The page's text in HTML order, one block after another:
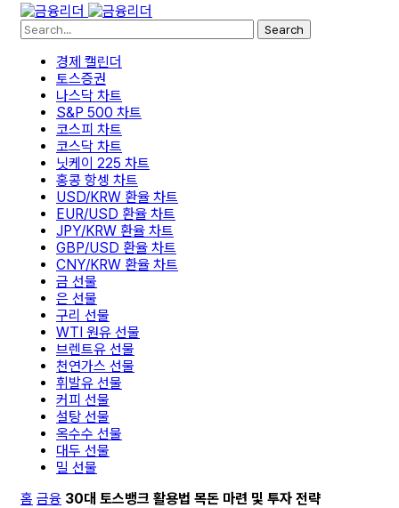
Search
경제 캘린더
토스증권
나스닥 차트
S&P 500 차트
코스피 차트
코스닥 차트
닛케이 225 차트
홍콩 항셍 차트
USD/KRW 환율 차트
EUR/USD 환율 차트
JPY/KRW 환율 차트
GBP/USD 환율 차트
CNY/KRW 환율 차트
금 선물
은 선물
구리 선물
WTI 원유 선물
브렌트유 선물
천연가스 선물
휘발유 선물
커피 선물
설탕 선물
옥수수 선물
대두 선물
밀 선물
홈 금융 30대 토스뱅크 활용법 목돈 마련 및 투자 전략